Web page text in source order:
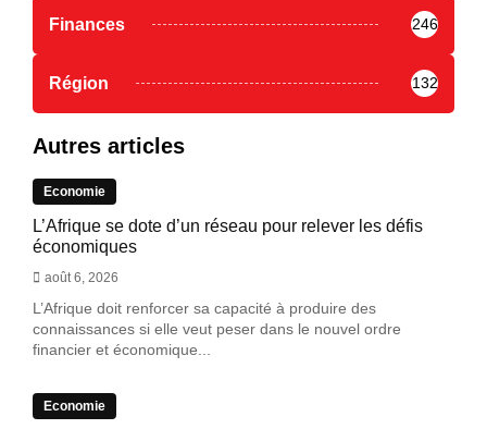
Finances 246
Région 132
Autres articles
Economie
L’Afrique se dote d’un réseau pour relever les défis
économiques
août 6, 2026
L’Afrique doit renforcer sa capacité à produire des
connaissances si elle veut peser dans le nouvel ordre
financier et économique...
Economie